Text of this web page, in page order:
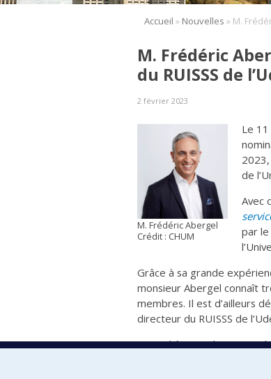
Accueil » Nouvelles »
M. Frédéric
du RUISSS de
2 février 2023
M. Frédéric Abergel
Crédit : CHUM
Le
de
Avec
par le
Grâce à sa grande
monsieur Abergel connaît
membres. Il est d’ailleurs
directeur du RUISSS de
Toute l’équipe du RUISSS